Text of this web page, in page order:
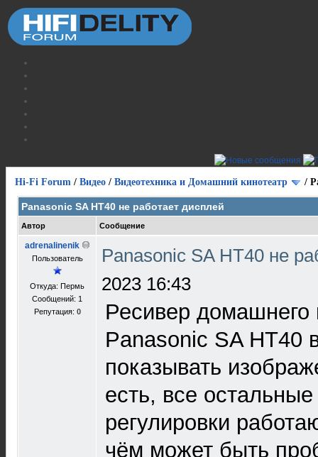
Hi-Fi Forum / Видео / Видеотехника и Домашний кинотеатр /
Panasonic SA HT40 не работает дисплей
Автор Сообщение
adrenalinenik
Пользователь
Откуда: Пермь
Сообщений: 1
Репутация: 0
Panasonic SA HT40 не
2023 16:43
Ресивер домашнего
Panasonic SA HT40
показывать
есть, все
регулировки
чём может быть